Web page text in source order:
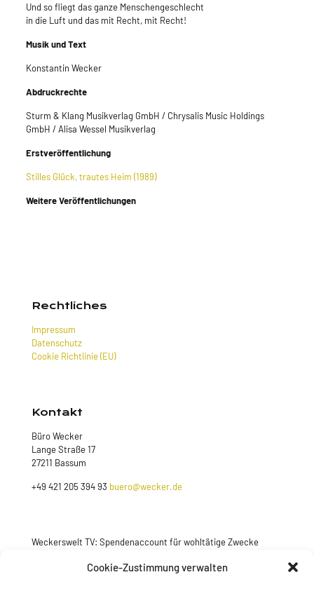
Cookie-Zustimmung verwalten
Und so fliegt das ganze Menschengeschlecht
in die Luft und das mit Recht, mit Recht!
Musik und Text
Konstantin Wecker
Abdruckrechte
Sturm & Klang Musikverlag GmbH / Chrysalis Music Holdings
GmbH / Alisa Wessel Musikverlag
Erstveröffentlichung
Stilles Glück, trautes Heim (1989)
Weitere Veröffentlichungen
Rechtliches
Impressum
Datenschutz
Cookie Richtlinie (EU)
Kontakt
Büro Wecker
Lange Straße 17
27211 Bassum
+49 421 205 394 93 buero@wecker.de
Weckerswelt TV: Spendenaccount für wohltätige Zwecke
Jetzt spenden